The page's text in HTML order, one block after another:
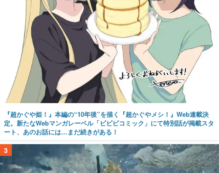
『超かぐや姫！』本編の“10年後”を描く『超かぐやメシ！』Web連載決
定。新たなWebマンガレーベル「ビビビコミック」にて特別話が掲載スタ
ート、あのお話には…まだ続きがある！
3